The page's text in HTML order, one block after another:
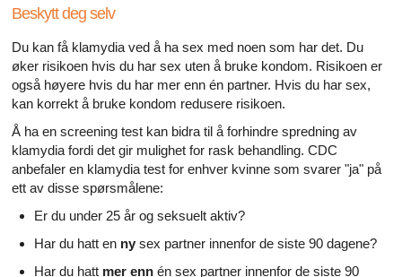
Beskytt deg selv
Du kan få klamydia ved å ha sex med noen som har det. Du
øker risikoen hvis du har sex uten å bruke kondom. Risikoen er
også høyere hvis du har mer enn én partner. Hvis du har sex,
kan korrekt å bruke kondom redusere risikoen.
Å ha en screening test kan bidra til å forhindre spredning av
klamydia fordi det gir mulighet for rask behandling. CDC
anbefaler en klamydia test for enhver kvinne som svarer "ja" på
ett av disse spørsmålene:
Er du under 25 år og seksuelt aktiv?
Har du hatt en ny sex partner innenfor de siste 90 dagene?
Har du hatt mer enn én sex partner innenfor de siste 90